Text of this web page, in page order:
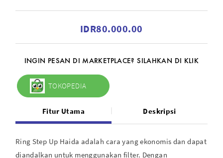
IDR80.000.00
INGIN PESAN DI MARKETPLACE? SILAHKAN DI KLIK
TOKOPEDIA
Fitur Utama Deskripsi
Ring Step Up Haida adalah cara yang ekonomis dan dapat
diandalkan untuk menggunakan filter. Dengan